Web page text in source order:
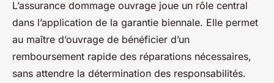
L’assurance dommage ouvrage joue un rôle central
dans l’application de la garantie biennale. Elle permet
au maître d’ouvrage de bénéficier d’un
remboursement rapide des réparations nécessaires,
sans attendre la détermination des responsabilités.